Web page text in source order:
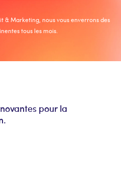
& Marketing, nous vous enverrons des
tous les mois.
pour la